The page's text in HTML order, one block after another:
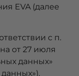
EVA (далее
с п.
от 27 июля
данных»